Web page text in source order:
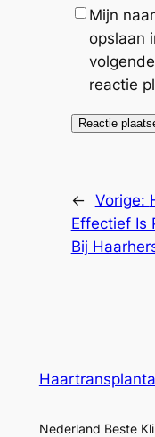
Mijn
opslaan
reactie
← Vorige:
Effectief Is
Bij
Nederland Beste